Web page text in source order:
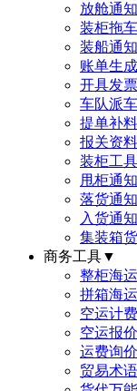
放舱通
装柜拖
装船通
账单生
开具发
车队派
提单补
报关资
装柜工具
甩柜通
落货通
入货通
集装箱
商务工具▼
整柜海
拼箱海
空运计
空运报
运费询
贸易术